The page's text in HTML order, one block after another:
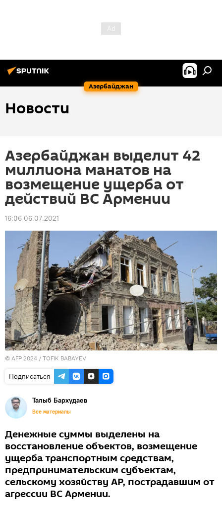
Азербайджан
Новости
Азербайджан выделит 42
миллиона манатов на
возмещение ущерба от
действий ВС Армении
16:06 06.07.2021
© AFP 2024 / TOFIK BABAYEV
Подписаться
Талыб Бархудаев
Все материалы
Денежные суммы выделены на
восстановление объектов, возмещение
ущерба транспортным средствам,
предпринимательским субъектам,
сельскому хозяйству АР, пострадавшим от
агрессии ВС Армении.